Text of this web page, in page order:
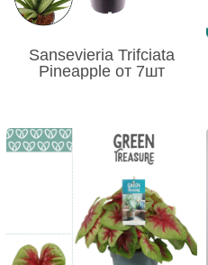
Sansevieria Trifciata
Pineapple от 7шт